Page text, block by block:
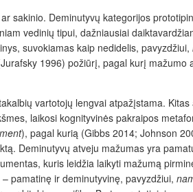
sakinio. Deminutyvų kategorijos
vedinių tipui, dažniausiai
suvokiamas kaip nedidelis, pavyzdžiui,
1996) požiūrį, pagal kurį mažumo
vartotojų leng­vai atpažįstama.
laikosi kognityvinės pakraipos
), pagal kurią (Gibbs 2014; Johnson
Deminutyvų atveju mažumas yra
kuris leidžia laikyti mažumą
pamatinę ir deminutyvinę, pavyzdžiui,